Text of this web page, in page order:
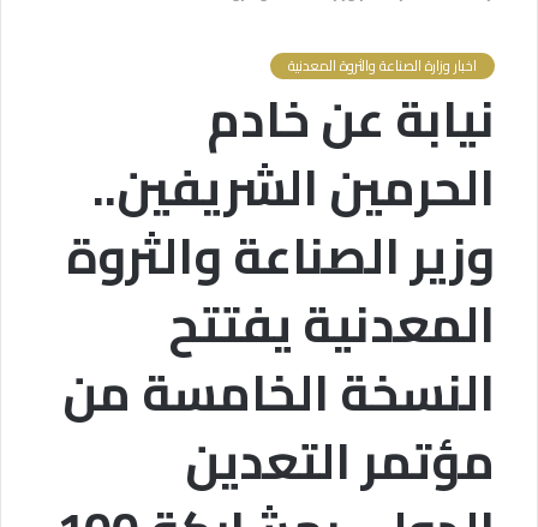
اخبار وزارة الصناعة والثروة المعدنية
نيابة عن خادم
الحرمين الشريفين..
وزير الصناعة والثروة
المعدنية يفتتح
النسخة الخامسة من
مؤتمر التعدين